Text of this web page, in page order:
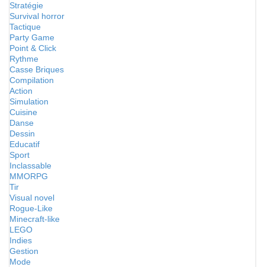
Stratégie
Survival horror
Tactique
Party Game
Point & Click
Rythme
Casse Briques
Compilation
Action
Simulation
Cuisine
Danse
Dessin
Educatif
Sport
Inclassable
MMORPG
Tir
Visual novel
Rogue-Like
Minecraft-like
LEGO
Indies
Gestion
Mode